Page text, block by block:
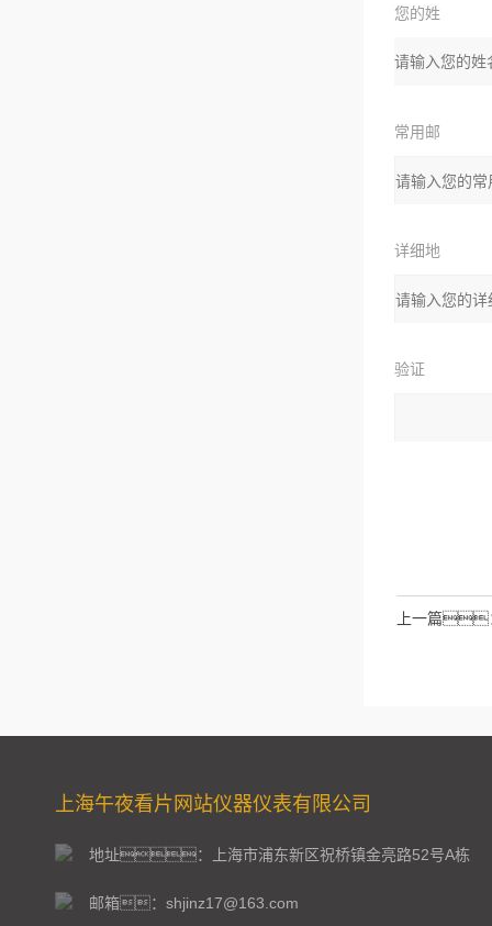
您的姓
名：
常用邮
箱：
详细地
址：
验证
如：三加
上一篇
上海午夜看片网站仪器仪表有限公司
地址：上海市浦东新区祝桥镇金亮路52号A栋
邮箱：shjinz17@163.com